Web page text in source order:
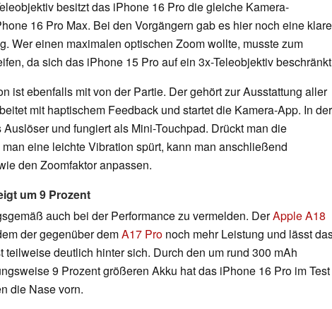
besitzt das iPhone 16 Pro die gleiche Kamera-
16 Pro Max. Bei den Vorgängern gab es hier noch eine klare
Wer einen maximalen optischen Zoom wollte, musste zum
da sich das iPhone 15 Pro auf ein 3x-Teleobjektiv
ist ebenfalls mit von der Partie. Der gehört zur Ausstattung aller
mit haptischem Feedback und startet die Kamera-App. In der
und fungiert als Mini-Touchpad. Drückt man die
eine leichte Vibration spürt, kann man anschließend
den Zoomfaktor anpassen.
um 9 Prozent
auch bei der Performance zu vermelden. DerApple A18
der gegenüber demA17 Pro noch mehr Leistung und lässt
teilweise deutlich hinter sich. Durch den um rund 300 mAh
9 Prozent größeren Akku hat das iPhone 16 Pro im Test
die Nase vorn.